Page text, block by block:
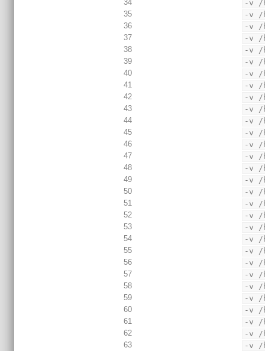
34
-v /
35
-v /
36
-v /
37
-v /
38
-v /
39
-v /
40
-v /
41
-v /
42
-v /
43
-v /
44
-v /
45
-v /
46
-v /
47
-v /
48
-v /
49
-v /
50
-v /
51
-v /
52
-v /
53
-v /
54
-v /
55
-v /
56
-v /
57
-v /
58
-v /
59
-v /
60
-v /
61
-v /
62
-v /
63
-v /